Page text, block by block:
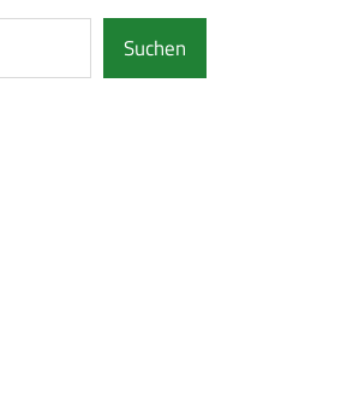
Suchen